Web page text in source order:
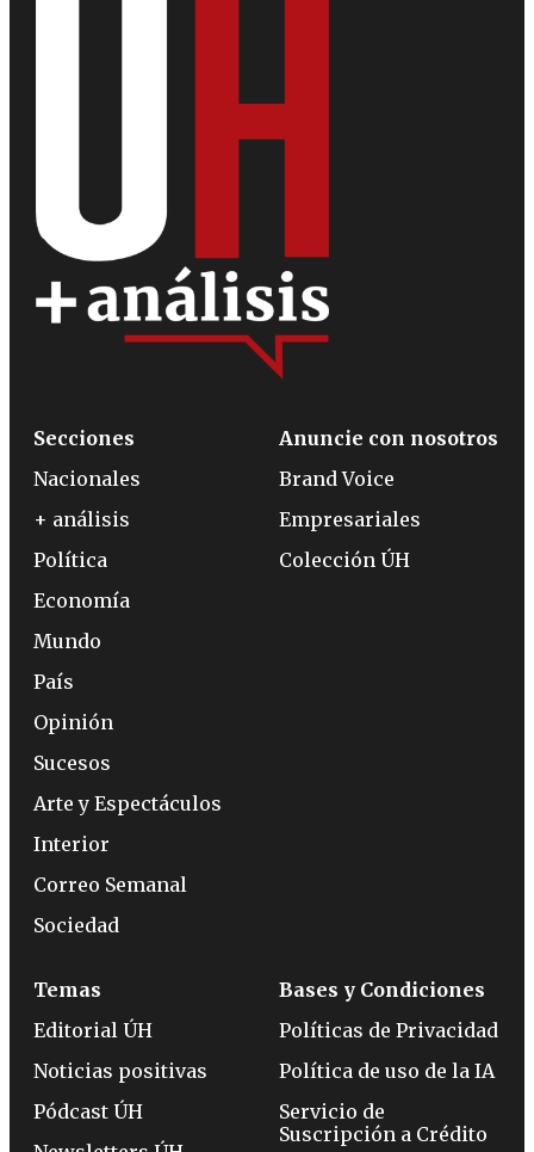
Secciones
Nacionales
+ análisis
Política
Economía
Mundo
País
Opinión
Sucesos
Arte y Espectáculos
Interior
Correo Semanal
Sociedad
Anuncie con nosotros
Brand Voice
Empresariales
Colección ÚH
Temas
Editorial ÚH
Noticias positivas
Pódcast ÚH
Bases y Condiciones
Políticas de Privacidad
Política de uso de la IA
Servicio de
Suscripción a Crédito